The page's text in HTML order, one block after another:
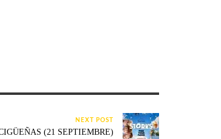
NEXT POST
(21 SEPTIEMBRE)